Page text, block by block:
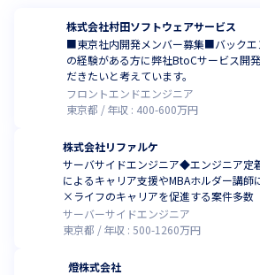
株式会社村田ソフトウェアサービス
■東京社内開発メンバー募集■バックエ
の経験がある方に弊社BtoCサービス開
だきたいと考えています。
フロントエンドエンジニア
東京都
年収 : 400-600万円
株式会社リファルケ
サーバサイドエンジニア◆エンジニア定
によるキャリア支援やMBAホルダー講師
×ライフのキャリアを促進する案件多数
サーバーサイドエンジニア
東京都
年収 :500-1260万円
燈株式会社